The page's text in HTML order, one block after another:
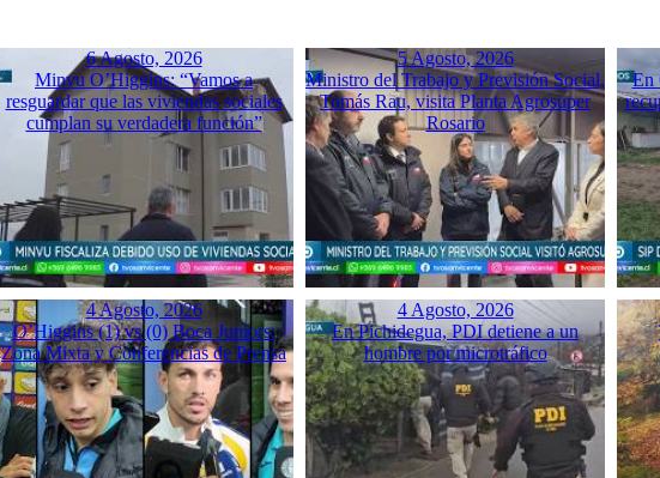
6 Agosto, 2026
Minvu O’Higgins: “Vamos a
resguardar que las viviendas sociales
cumplan su verdadera función”
5 Agosto, 2026
Ministro del Trabajo y Previsión Social,
Tomás Rau, visita Planta Agrosuper
Rosario
En
4 Agosto, 2026
O’Higgins (1) vs (0) Boca Juniors:
Zona Mixta y Conferencias de Prensa
4 Agosto, 2026
En Pichidegua, PDI detiene a un
hombre por microtráfico